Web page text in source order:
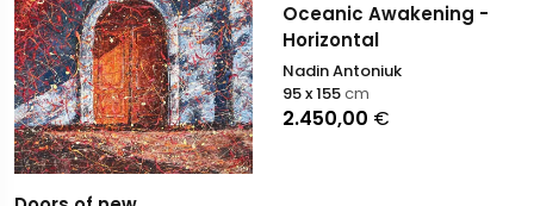
Oceanic Awakening -
Horizontal
Nadin Antoniuk
2.450,00 €
95 x 155cm